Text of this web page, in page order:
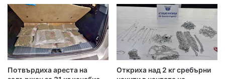
Потвърдиха ареста на
Откриха над 2 кг сребърни